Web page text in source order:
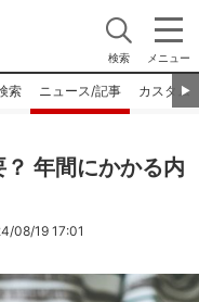
検索 メニュー
▶︎
索 ニュース/記事 カスタム
年間にかかる内
08/19 17:01